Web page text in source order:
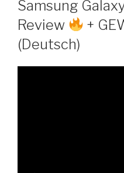
Samsung
Review
+
(Deutsch)